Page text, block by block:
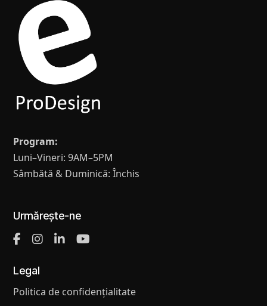
Program:
Luni–Vineri: 9AM–5PM
Sâmbătă & Duminică: Închis
Urmărește-ne
Legal
Politica de confidențialitate